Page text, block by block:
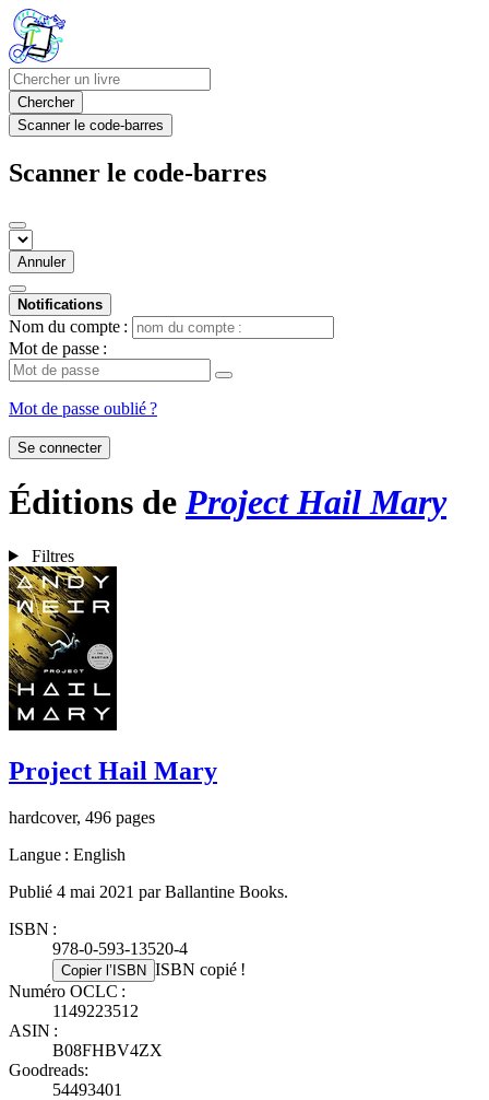
Chercher
Scanner le code-barres
Scanner le code-barres
Annuler
Notifications
Nom du compte :
Mot de passe :
Mot de passe oublié ?
Se connecter
Éditions de Project Hail Mary
Filtres
Project Hail Mary
hardcover, 496 pages
Langue : English
Publié 4 mai 2021 par Ballantine Books.
ISBN :
978-0-593-13520-4
Copier l’ISBN ISBN copié !
Numéro OCLC :
1149223512
ASIN :
B08FHBV4ZX
Goodreads:
54493401